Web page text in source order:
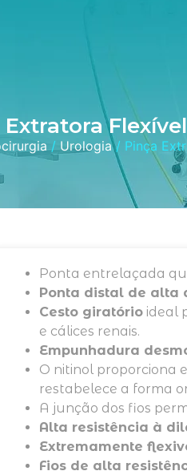
/ Urologia/ Pinça
Ponta entrelaçada
Ponta distal de alta
Cesto giratórioideal
e cálices renais.
Empunhadura
O nitinol proporciona
restabelece a forma
A junção dos fios
Alta resistência à
Extremamente
Fios de alta